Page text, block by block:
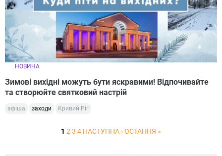
НОВИНА
Зимові вихідні можуть бути яскравими! Відпочивайте
та створюйте святковий настрій
афіша заходи Кривий Ріг
1 2 3 4 НАСТУПНА ›ОСТАННЯ »